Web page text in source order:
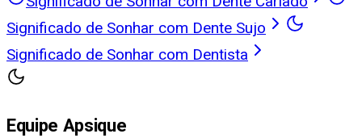
Significado de Sonhar com Dente Sujo
Significado de Sonhar com Dentista
Equipe Apsique